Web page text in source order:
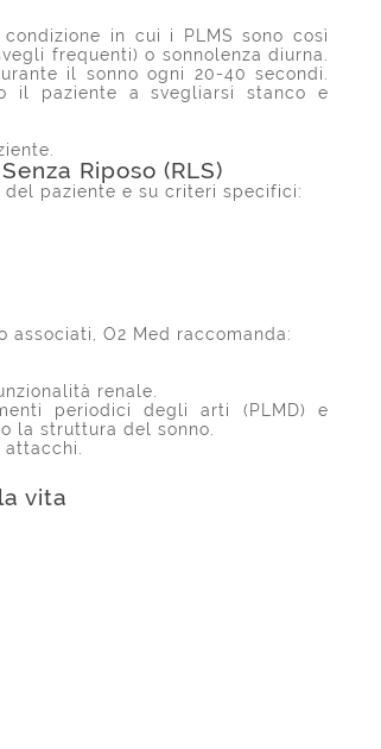
in cui i PLMS sono così
frequenti) o sonnolenza diurna.
il sonno ogni 20-40 secondi.
il paziente a svegliarsi stanco e
Riposo (RLS)
del paziente e su criteri specifici:
O2 Med raccomanda:
renale.
periodici degli arti (PLMD) e
la struttura del sonno.
vita